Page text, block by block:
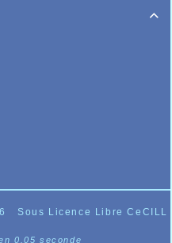

Sous Licence Libre CeCILL
0.05 seconde